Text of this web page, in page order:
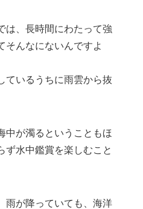
は、長時間にわたって強
そんなにないんですよ
ているうちに雨雲から抜
中が濁るということもほ
ず水中鑑賞を楽しむこと
雨が降っていても、海洋